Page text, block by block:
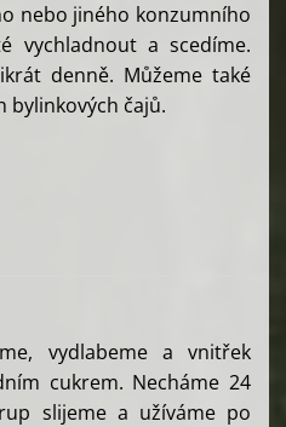
nebo jiného konzumního
vychladnout a scedíme.
denně. Můžeme také
bylinkových čajů.
vydlabeme a vnitřek
cukrem. Necháme 24
slijeme a užíváme po